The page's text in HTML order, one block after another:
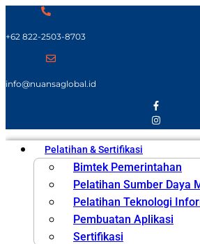
+62 822-2503-8703
info@nuansaglobal.id
Pelatihan & Sertifikasi
Bimtek Pemerintahan
Pelatihan Sumber Daya
Pelatihan Teknologi
Pembuatan Aplikasi
Sertifikasi